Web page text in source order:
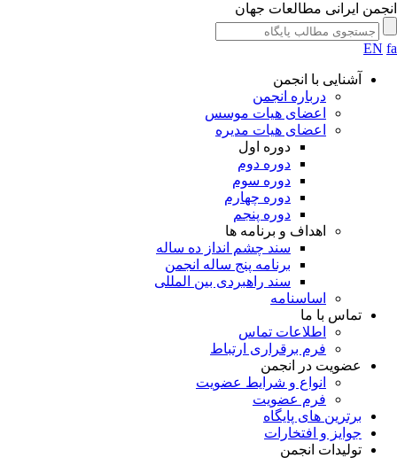
ایرانی مطالعات جهان
EN
آشنایی با انجمن
درباره انجمن
اعضای هیات موسس
اعضای هیات مدیره
دوره اول
دوره دوم
دوره سوم
دوره چهارم
دوره پنجم
اهداف و برنامه ها
سند چشم انداز ده ساله
برنامه پنج ساله انجمن
سند راهبردی بین المللی
اساسنامه
تماس با ما
اطلاعات تماس
فرم برقراری ارتباط
عضویت در انجمن
انواع و شرایط عضویت
فرم عضویت
برترین های پایگاه
جوایز و افتخارات
تولیدات انجمن